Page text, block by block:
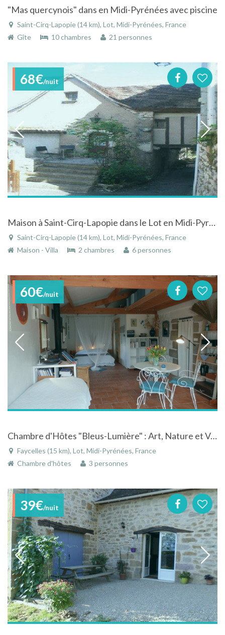
"Mas quercynois" dans en Midi-Pyrénées avec piscine
Saint-Cirq-Lapopie (14 km), Lot, Midi-Pyrénées, France
Gîte
10 chambres 21 personnes
68€/nuit
Maison à Saint-Cirq-Lapopie dans le Lot en Midi-Pyrénées en plein cœur du village
Saint-Cirq-Lapopie (14 km), Lot, Midi-Pyrénées, France
Maison - Villa
2 chambres 6 personnes
60€/nuit
Chambre d'Hôtes "Bleus-Lumière" : Art, Nature et Volupté.
Faycelles (15 km), Lot, Midi-Pyrénées, France
Chambre d'hôtes
3 personnes
39€/nuit